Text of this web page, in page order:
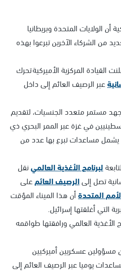
أن الولايات المتحدة وبريطانيا
من الشركاء الآخرين تبرعوا بهذه
المركزية الأميركية تحرك
عبر الرصيف العائم إلى داخل
مستمر متعدد الجنسيات، لتقديم
في غزة عبر الممر البحري ذي
يشمل مساعدات تبرع بها عدد من
لبرنامج الأغذية العالمينقل
تصل إلىالرصيف العائمعلى
المتحدةأن هذا الميناء المؤقت
التي أغلقتها إسرائيل.
الأغذية العالمي ورافقتها طواقمه
عسكريين أميركيين
150 شاحنة مساعدات يوميا عبر الرصيف العائم إلى